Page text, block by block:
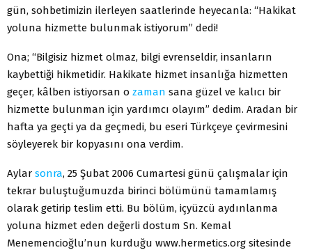
gün, sohbetimizin ilerleyen saatlerinde heyecanla: “Hakikat
yoluna hizmette bulunmak istiyorum” dedi!
Ona; “Bilgisiz hizmet olmaz, bilgi evrenseldir, insanların
kaybettiği hikmetidir. Hakikate hizmet insanlığa hizmetten
geçer, kâlben istiyorsan o zaman sana güzel ve kalıcı bir
hizmette bulunman için yardımcı olayım” dedim. Aradan bir
hafta ya geçti ya da geçmedi, bu eseri Türkçeye çevirmesini
söyleyerek bir kopyasını ona verdim.
Aylar sonra, 25 Şubat 2006 Cumartesi günü çalışmalar için
tekrar buluştuğumuzda birinci bölümünü tamamlamış
olarak getirip teslim etti. Bu bölüm, içyüzcü aydınlanma
yoluna hizmet eden değerli dostum Sn. Kemal
Menemencioğlu’nun kurduğu www.hermetics.org sitesinde